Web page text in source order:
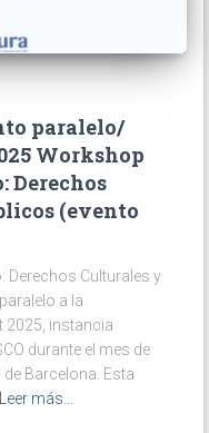
paralelo/
Workshop
Derechos
(evento
Derechos Culturales y
a la
2025, instancia
durante el mes de
Barcelona. Esta
Leer más…